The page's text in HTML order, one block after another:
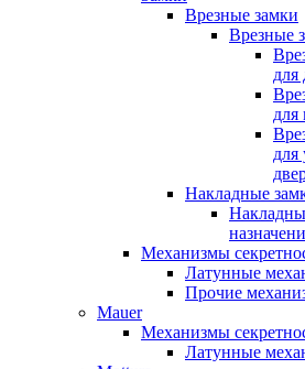
Врезные замки
Врезные
для
для
для
Накладные
Механизмы
Латунные
Прочие
Mauer
Механизмы
Латунные